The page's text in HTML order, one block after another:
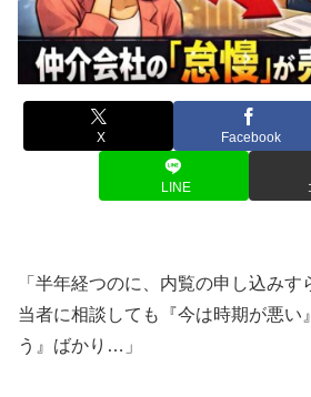
X Facebook
LINE
「半年経つのに、内覧の申し込み
当者に相談しても『今は時期が悪い
う』ばかり…」